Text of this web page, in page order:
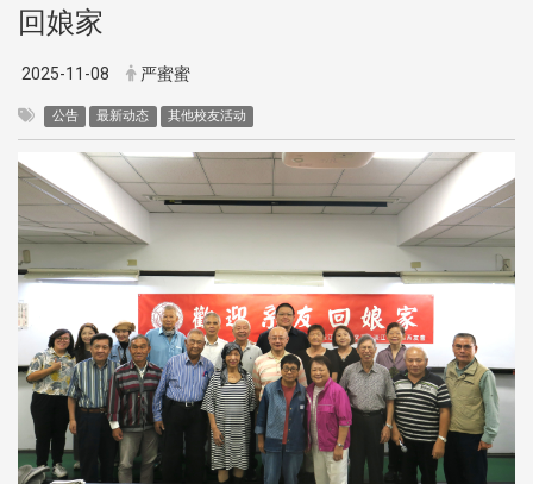
回娘家
2025-11-08 严蜜蜜
公告 最新动态 其他校友活动